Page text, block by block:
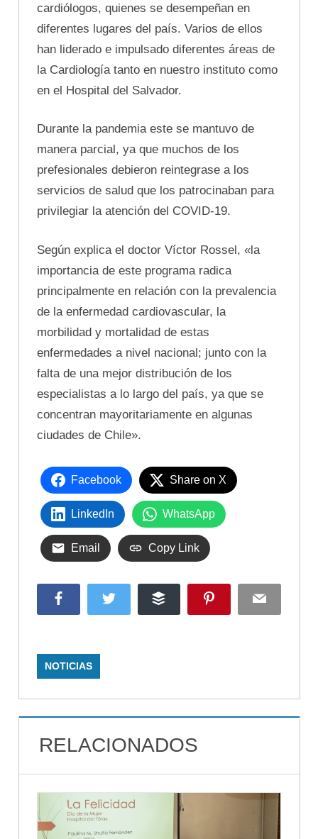
cardiólogos, quienes se desempeñan en
diferentes lugares del país. Varios de ellos
han liderado e impulsado diferentes áreas de
la Cardiología tanto en nuestro instituto como
en el Hospital del Salvador.
Durante la pandemia este se mantuvo de
manera parcial, ya que muchos de los
prefesionales debieron reintegrase a los
servicios de salud que los patrocinaban para
privilegiar la atención del COVID-19.
Según explica el doctor Víctor Rossel, «la
importancia de este programa radica
principalmente en relación con la prevalencia
de la enfermedad cardiovascular, la
morbilidad y mortalidad de estas
enfermedades a nivel nacional; junto con la
falta de una mejor distribución de los
especialistas a lo largo del país, ya que se
concentran mayoritariamente en algunas
ciudades de Chile».
Facebook Share on X
LinkedIn WhatsApp
Email Copy Link
FacebookTwitter Buffer Pinterest Email
NOTICIAS
RELACIONADOS